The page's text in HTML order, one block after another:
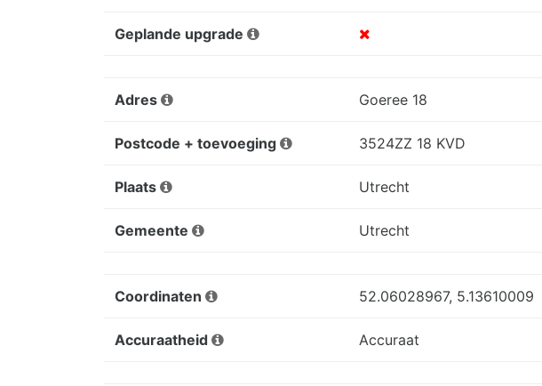
Geplande upgrade
Adres Goeree 18
Postcode + toevoeging 3524ZZ 18 KVD
Plaats Utrecht
Gemeente Utrecht
Coordinaten 52.06028967, 5.13610009
Accuraatheid Accuraat